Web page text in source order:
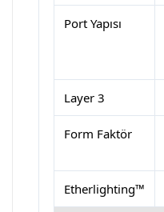
Port Yapısı
Layer 3
Form Faktör
Etherlighting™